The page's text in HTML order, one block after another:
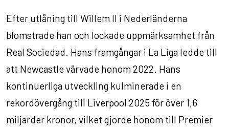
Efter utlåning till Willem II i Nederländerna
blomstrade han och lockade uppmärksamhet från
Real Sociedad. Hans framgångar i La Liga ledde till
att Newcastle värvade honom 2022. Hans
kontinuerliga utveckling kulminerade i en
rekordövergång till Liverpool 2025 för över 1,6
miljarder kronor, vilket gjorde honom till Premier